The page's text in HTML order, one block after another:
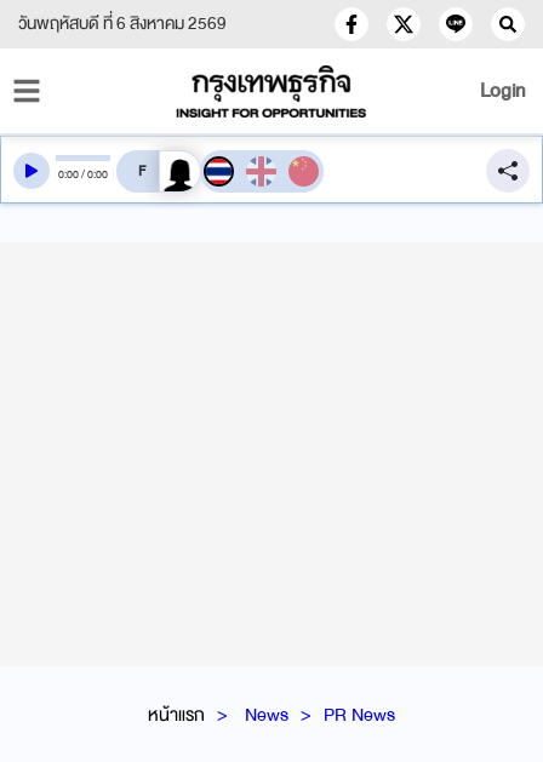
วันพฤหัสบดี ที่ 6 สิงหาคม 2569
Login
หน้าแรก News PR News
0:00/0:00 สลับเสียงอ่าน